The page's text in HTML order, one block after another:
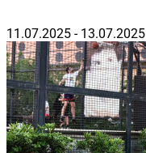
11.07.2025 - 13.07.2025